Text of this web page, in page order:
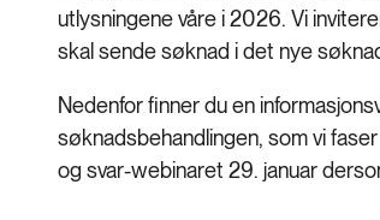
utlysningene våre i 2026. Vi
skal sende søknad i det nye
Nedenfor finner du en
søknadsbehandlingen, som vi
og svar-webinaret 29. januar